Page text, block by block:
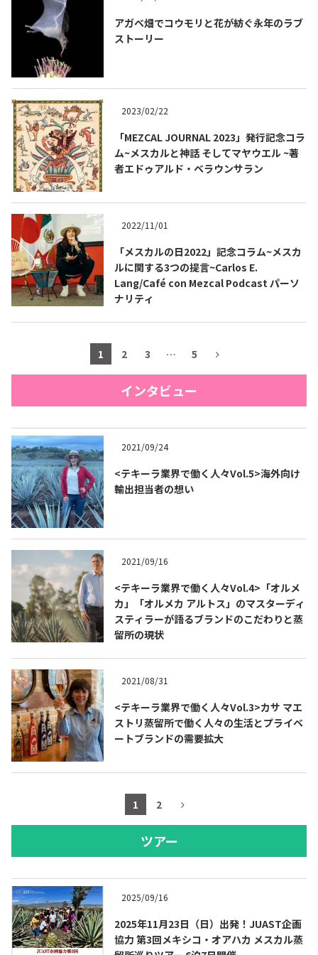
アガベ畑でコウモリと花が紡ぐ永年のラブ
ストーリー
2023/02/22
「MEZCAL JOURNAL 2023」発行記念コラ
ム~メスカルと神話 そしてマヤウエル ~著
者エドゥアルド・ベラウンサラン
2022/11/01
「メスカルの日2022」記念コラム~メスカ
ルに関する3つの提言~Carlos E.
Lang/Café con Mezcal Podcast パーソ
ナリティ
1 2 3 … 5
インタビュー
2021/09/24
<テキーラ業界で働く人々Vol.5>海外向け
輸出担当者の想い
2021/09/16
<テキーラ業界で働く人々Vol.4>「オルメ
カ」「オルメカ アルトス」のマスターディ
スティラーが語るブランドのこだわりと蒸
留所の現状
2021/08/31
<テキーラ業界で働く人々Vol.3>カサ マエ
ストリ蒸留所で働く人々の生活とプライベ
ートブランドの需要拡大
1 2
ツアー
2025/09/16
2025年11月23日（日）出発！JUAST企画
協力 第3回メキシコ・オアハカ メスカル蒸